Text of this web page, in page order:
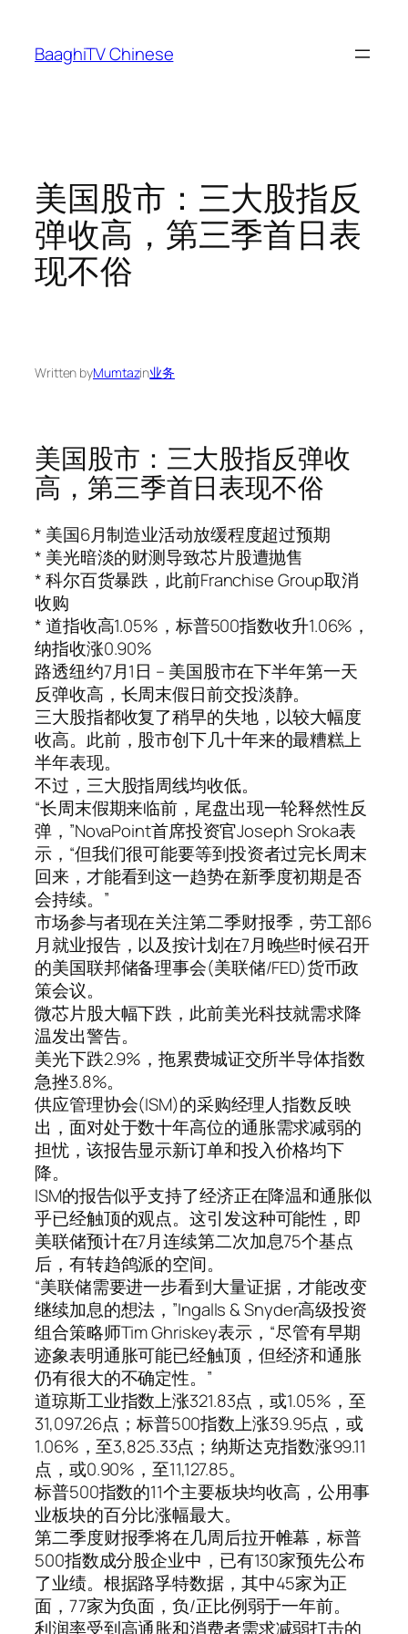
content
BaaghiTV Chinese
美国股市：三大股指反
弹收高，第三季首日表
现不俗
Written byMumtazin业务
美国股市：三大股指反弹收
高，第三季首日表现不俗
* 美国6月制造业活动放缓程度超过预期
* 美光暗淡的财测导致芯片股遭抛售
* 科尔百货暴跌，此前Franchise Group取消
收购
* 道指收高1.05%，标普500指数收升1.06%，
纳指收涨0.90%
路透纽约7月1日 – 美国股市在下半年第一天
反弹收高，长周末假日前交投淡静。
三大股指都收复了稍早的失地，以较大幅度
收高。此前，股市创下几十年来的最糟糕上
半年表现。
不过，三大股指周线均收低。
“长周末假期来临前，尾盘出现一轮释然性反
弹，”NovaPoint首席投资官Joseph Sroka表
示，“但我们很可能要等到投资者过完长周末
回来，才能看到这一趋势在新季度初期是否
会持续。”
市场参与者现在关注第二季财报季，劳工部6
月就业报告，以及按计划在7月晚些时候召开
的美国联邦储备理事会(美联储/FED)货币政
策会议。
微芯片股大幅下跌，此前美光科技就需求降
温发出警告。
美光下跌2.9%，拖累费城证交所半导体指数
急挫3.8%。
供应管理协会(ISM)的采购经理人指数反映
出，面对处于数十年高位的通胀需求减弱的
担忧，该报告显示新订单和投入价格均下
降。
ISM的报告似乎支持了经济正在降温和通胀似
乎已经触顶的观点。这引发这种可能性，即
美联储预计在7月连续第二次加息75个基点
后，有转趋鸽派的空间。
“美联储需要进一步看到大量证据，才能改变
继续加息的想法，”Ingalls & Snyder高级投资
组合策略师Tim Ghriskey表示，“尽管有早期
迹象表明通胀可能已经触顶，但经济和通胀
仍有很大的不确定性。”
道琼斯工业指数上涨321.83点，或1.05%，至
31,097.26点；标普500指数上涨39.95点，或
1.06%，至3,825.33点；纳斯达克指数涨99.11
点，或0.90%，至11,127.85。
标普500指数的11个主要板块均收高，公用事
业板块的百分比涨幅最大。
第二季度财报季将在几周后拉开帷幕，标普
500指数成分股企业中，已有130家预先公布
了业绩。根据路孚特数据，其中45家为正
面，77家为负面，负/正比例弱于一年前。
利润率受到高通胀和消费者需求减弱打击的